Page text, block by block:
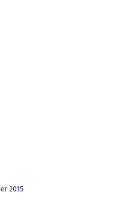
2015